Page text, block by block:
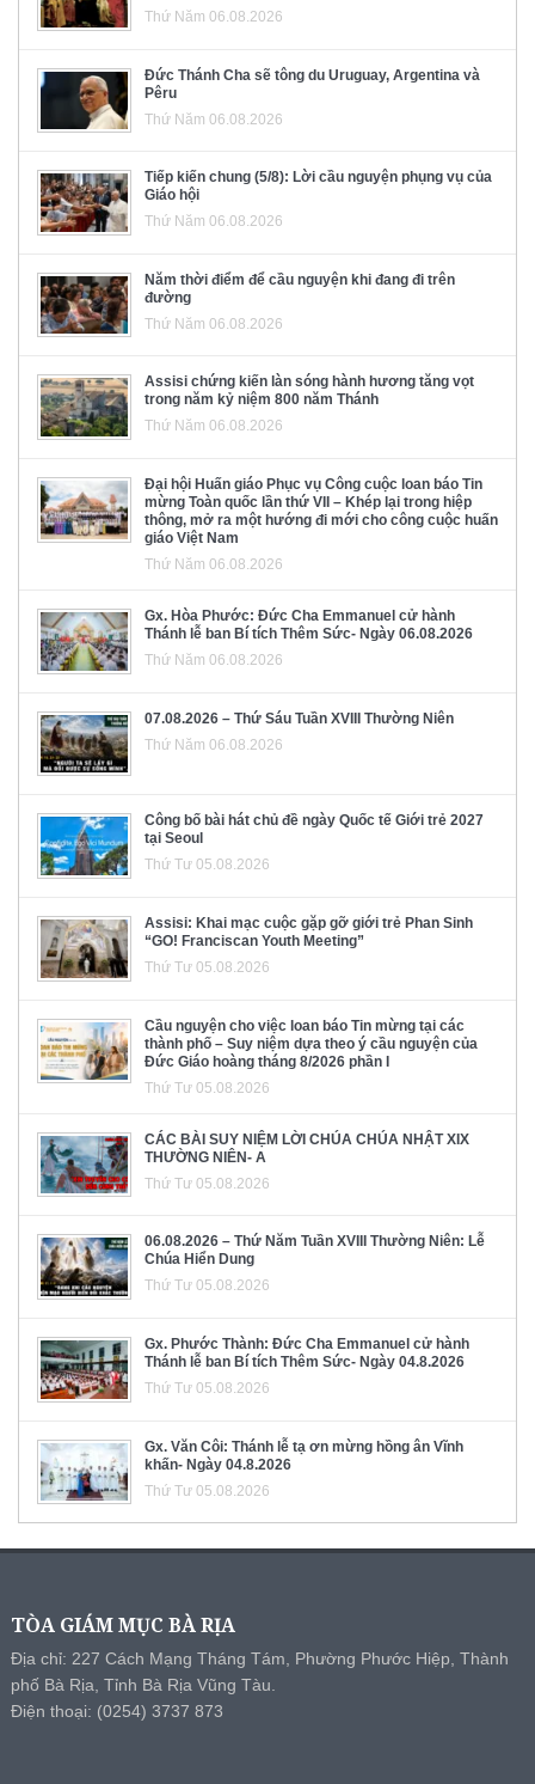
Thứ Năm 06.08.2026
Đức Thánh Cha sẽ tông du Uruguay, Argentina và
Pêru
Thứ Năm 06.08.2026
Tiếp kiến chung (5/8): Lời cầu nguyện phụng vụ của
Giáo hội
Thứ Năm 06.08.2026
Năm thời điểm để cầu nguyện khi đang đi trên
đường
Thứ Năm 06.08.2026
Assisi chứng kiến làn sóng hành hương tăng vọt
trong năm kỷ niệm 800 năm Thánh
Thứ Năm 06.08.2026
Đại hội Huấn giáo Phục vụ Công cuộc loan báo Tin
mừng Toàn quốc lần thứ VII – Khép lại trong hiệp
thông, mở ra một hướng đi mới cho công cuộc huấn
giáo Việt Nam
Thứ Năm 06.08.2026
Gx. Hòa Phước: Đức Cha Emmanuel cử hành
Thánh lễ ban Bí tích Thêm Sức- Ngày 06.08.2026
Thứ Năm 06.08.2026
07.08.2026 – Thứ Sáu Tuần XVIII Thường Niên
Thứ Năm 06.08.2026
Công bố bài hát chủ đề ngày Quốc tế Giới trẻ 2027
tại Seoul
Thứ Tư 05.08.2026
Assisi: Khai mạc cuộc gặp gỡ giới trẻ Phan Sinh
“GO! Franciscan Youth Meeting”
Thứ Tư 05.08.2026
Cầu nguyện cho việc loan báo Tin mừng tại các
thành phố – Suy niệm dựa theo ý cầu nguyện của
Đức Giáo hoàng tháng 8/2026 phần I
Thứ Tư 05.08.2026
CÁC BÀI SUY NIỆM LỜI CHÚA CHÚA NHẬT XIX
THƯỜNG NIÊN- A
Thứ Tư 05.08.2026
06.08.2026 – Thứ Năm Tuần XVIII Thường Niên: Lễ
Chúa Hiển Dung
Thứ Tư 05.08.2026
Gx. Phước Thành: Đức Cha Emmanuel cử hành
Thánh lễ ban Bí tích Thêm Sức- Ngày 04.8.2026
Thứ Tư 05.08.2026
Gx. Văn Côi: Thánh lễ tạ ơn mừng hồng ân Vĩnh
khấn- Ngày 04.8.2026
Thứ Tư 05.08.2026
TÒA GIÁM MỤC BÀ RỊA
Địa chỉ: 227 Cách Mạng Tháng Tám, Phường Phước Hiệp, Thành
phố Bà Rịa, Tỉnh Bà Rịa Vũng Tàu.
Điện thoại: (0254) 3737 873